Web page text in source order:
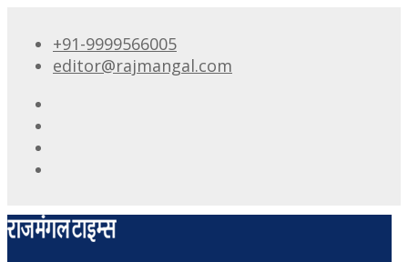
+91-9999566005
editor@rajmangal.com